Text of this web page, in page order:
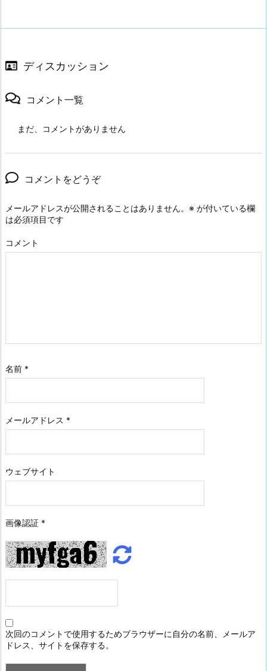
ディスカッション
コメント一覧
まだ、コメントがありません
コメントをどうぞ
メールアドレスが公開されることはありません。 ※ が付いている欄
は必須項目です
コメント
名前 *
メールアドレス *
ウェブサイト
画像認証 *
次回のコメントで使用するためブラウザーに自分の名前、メールア
ドレス、サイトを保存する。